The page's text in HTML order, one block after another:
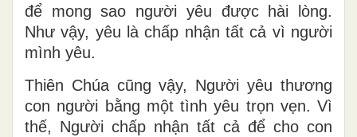
để mong sao người yêu được hài lòng.
Như vậy, yêu là chấp nhận tất cả vì người
mình yêu.
Thiên Chúa cũng vậy, Người yêu thương
con người bằng một tình yêu trọn vẹn. Vì
thế, Người chấp nhận tất cả để cho con